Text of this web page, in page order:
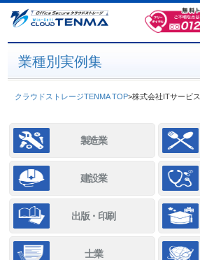
業種別実例集
クラウドストレージTENMA TOP>株式会社ITサービス
製造業
建設業
出版・印刷
士業